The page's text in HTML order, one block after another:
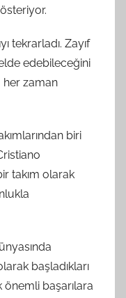
tekrarladı. Zayıf
edebileceğini
her zaman
biri
takım olarak
başladıkları
önemli başarılara